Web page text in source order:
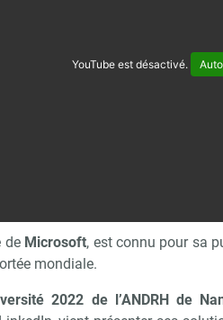
YouTube est désactivé.
de Microsoft, est connu pour sa
mondiale.
2022 de l’ANDRH de